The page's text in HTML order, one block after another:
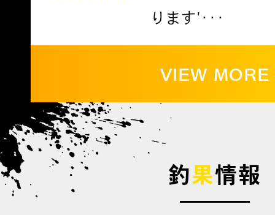
ります'･･･
VIEW MORE
釣果情報